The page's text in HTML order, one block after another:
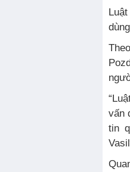
vấn
tin